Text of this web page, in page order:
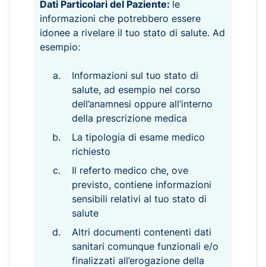
Dati Particolari del Paziente: le
informazioni che potrebbero essere
idonee a rivelare il tuo stato di salute. Ad
esempio:
Informazioni sul tuo stato di
salute, ad esempio nel corso
dell’anamnesi oppure all’interno
della prescrizione medica
La tipologia di esame medico
richiesto
Il referto medico che, ove
previsto, contiene informazioni
sensibili relativi al tuo stato di
salute
Altri documenti contenenti dati
sanitari comunque funzionali e/o
finalizzati all’erogazione della